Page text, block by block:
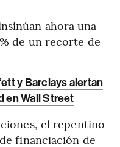
ahora una
de un recorte de
y Barclays alertan
en Wall Street
el repentino
financiación de